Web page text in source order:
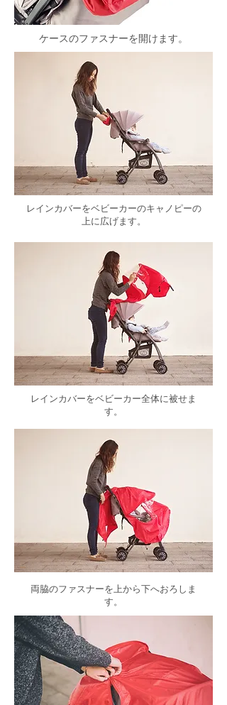
ケースのファスナーを開けます。
レインカバーをベビーカーのキャノピーの
上に広げます。
レインカバーをベビーカー全体に被せま
す。
両脇のファスナーを上から下へおろしま
す。